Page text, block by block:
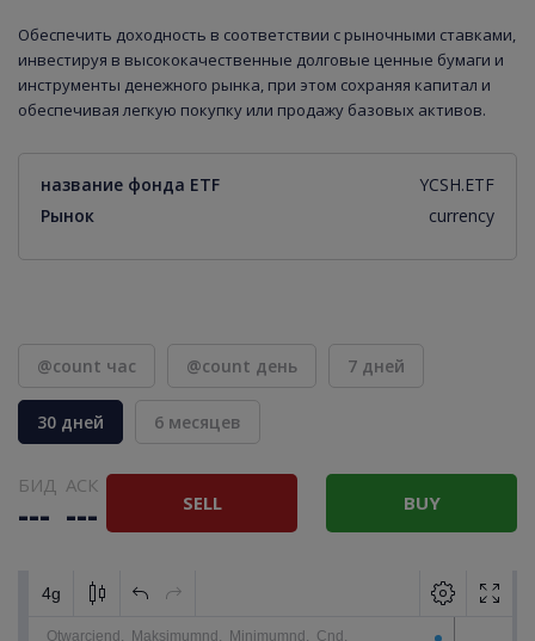
Обеспечить доходность в соответствии с рыночными ставками,
инвестируя в высококачественные долговые ценные бумаги и
инструменты денежного рынка, при этом сохраняя капитал и
обеспечивая легкую покупку или продажу базовых активов.
название фонда ETF
YCSH.ETF
Рынок
currency
@count час @count день 7 дней
30 дней 6 месяцев
БИД
---
АСК
--- SELL BUY